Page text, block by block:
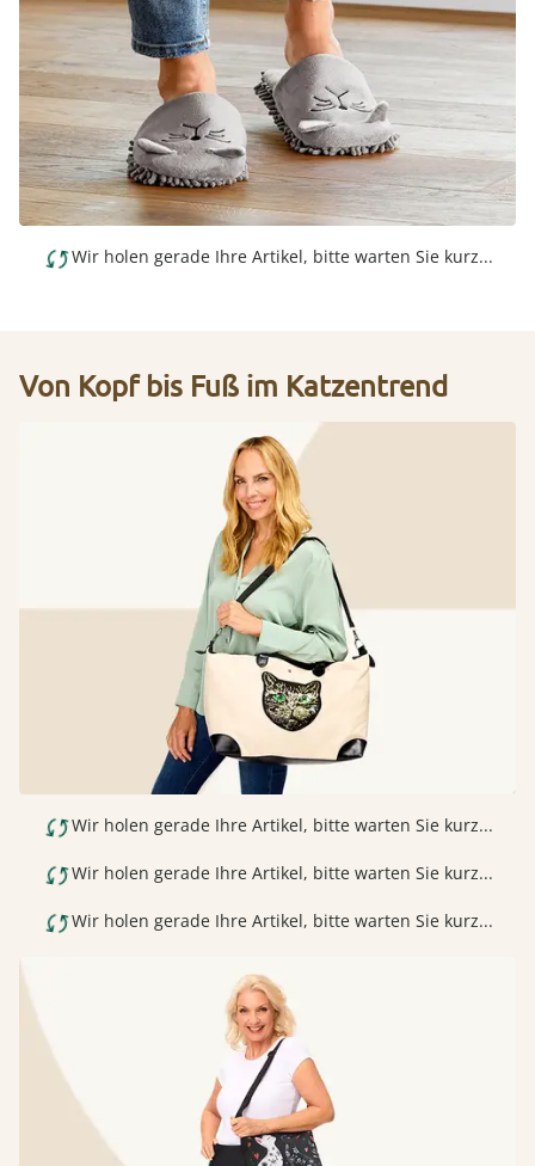
Wir holen gerade Ihre Artikel, bitte warten Sie kurz...
Von Kopf bis Fuß im Katzentrend
Wir holen gerade Ihre Artikel, bitte warten Sie kurz...
Wir holen gerade Ihre Artikel, bitte warten Sie kurz...
Wir holen gerade Ihre Artikel, bitte warten Sie kurz...